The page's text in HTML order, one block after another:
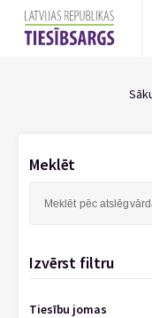
Meklēt
Izvērst filtru
Tiesību jomas